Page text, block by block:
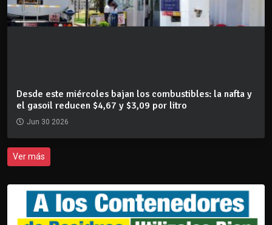
Desde este miércoles bajan los combustibles: la nafta y
el gasoil reducen $4,67 y $3,09 por litro
Jun 30 2026
Ver más